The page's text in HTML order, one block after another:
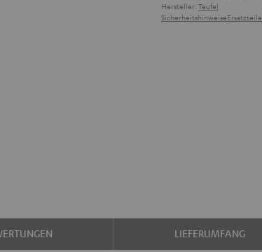
Hersteller: Teufel
SicherheitshinweiseErsatzteile
LIEFERUMFANG